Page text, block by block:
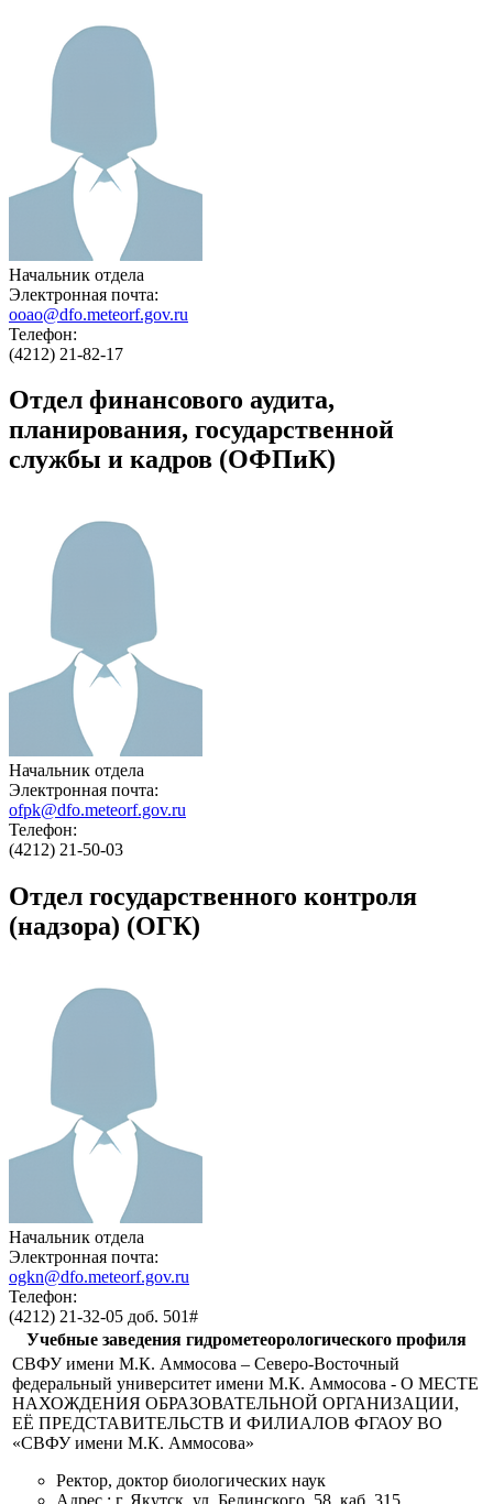
Начальник отдела
Электронная почта:
ooao@dfo.meteorf.gov.ru
Телефон:
(4212) 21-82-17
Отдел финансового аудита,
планирования, государственной
службы и кадров (ОФПиК)
Начальник отдела
Электронная почта:
ofpk@dfo.meteorf.gov.ru
Телефон:
(4212) 21-50-03
Отдел государственного контроля
(надзора) (ОГК)
Начальник отдела
Электронная почта:
ogkn@dfo.meteorf.gov.ru
Телефон:
(4212) 21-32-05 доб. 501#
Учебные заведения гидрометеорологического профиля
СВФУ имени М.К. Аммосова – Северо-Восточный
федеральный университет имени М.К. Аммосова - О МЕСТЕ
НАХОЖДЕНИЯ ОБРАЗОВАТЕЛЬНОЙ ОРГАНИЗАЦИИ,
ЕЁ ПРЕДСТАВИТЕЛЬСТВ И ФИЛИАЛОВ ФГАОУ ВО
«СВФУ имени М.К. Аммосова»
Ректор, доктор биологических наук